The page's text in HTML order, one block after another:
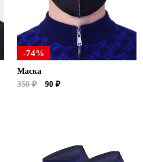
-74%
Маска
350 ₽
90 ₽